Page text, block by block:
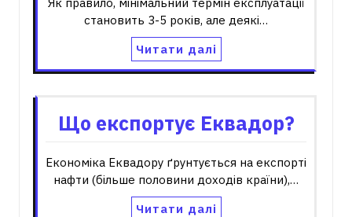
становить 3-5 років, але деякі…
Читати далі
Що експортує Еквадор?
Економіка Еквадору ґрунтується на експорті
нафти (більше половини доходів країни),…
Читати далі